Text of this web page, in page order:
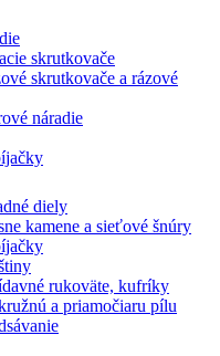
skrutkovače
skrutkovače a rázové
náradie
diely
kamene a sieťové šnúry
rukoväte, kufríky
a priamočiaru pílu